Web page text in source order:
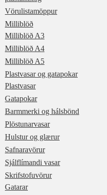
Vörulistamöppur
Milliblöð
Milliblöð A3
Milliblöð A4
Milliblöð A5
Plastvasar og gatapokar
Plastvasar
Gatapokar
Barmmerki og hálsbönd
Plöstunarvasar
Hulstur og glærur
Safnaravörur
Sjálflímandi vasar
Skrifstofuvörur
Gatarar